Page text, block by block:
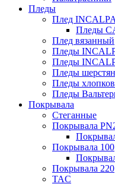
Пледы
Плед
Пледы
Плед вязанный
Пледы
Пледы
Пледы
Пледы
Пледы
Покрывала
Стеганные
Покрывала
Покрывала 100
Покрывала 220
TAC